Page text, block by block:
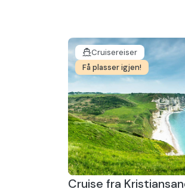
Cruisereiser
Få plasser igjen!
Cruise fra